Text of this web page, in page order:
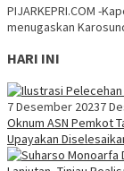
PIJARKEPRI.COM -
menugaskan
HARI INI
7 Desember 20237
Oknum ASN Pemkot
Upayakan